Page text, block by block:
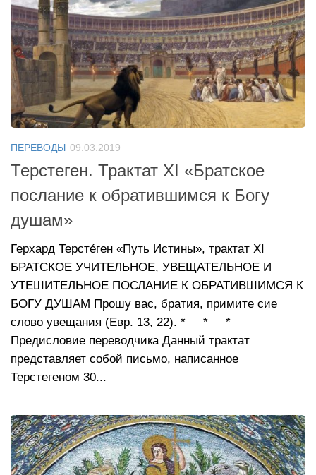
ПЕРЕВОДЫ 09.03.2019
Терстеген. Трактат XI «Братское
послание к обратившимся к Богу
душам»
Герхард Терсте́ген «Путь Истины», трактат XI
БРАТСКОЕ УЧИТЕЛЬНОЕ, УВЕЩАТЕЛЬНОЕ И
УТЕШИТЕЛЬНОЕ ПОСЛАНИЕ К ОБРАТИВШИМСЯ К
БОГУ ДУШАМ Прошу вас, братия, примите сие
слово увещания (Евр. 13, 22). * * *
Предисловие переводчика Данный трактат
представляет собой письмо, написанное
Терстегеном 30...